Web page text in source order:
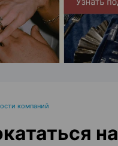
компаний